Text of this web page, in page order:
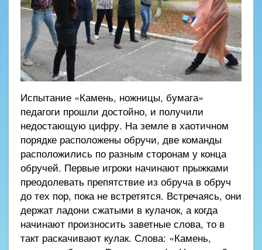
Испытание «Камень, ножницы, бумага»
педагоги прошли достойно, и получили
недостающую цифру. На земле в хаотичном
порядке расположены обручи, две команды
расположились по разным сторонам у конца
обручей. Первые игроки начинают прыжками
преодолевать препятствие из обруча в обруч
до тех пор, пока не встретятся. Встречаясь, они
держат ладони сжатыми в кулачок, а когда
начинают произносить заветные слова, то в
такт раскачивают кулак. Слова: «Камень,